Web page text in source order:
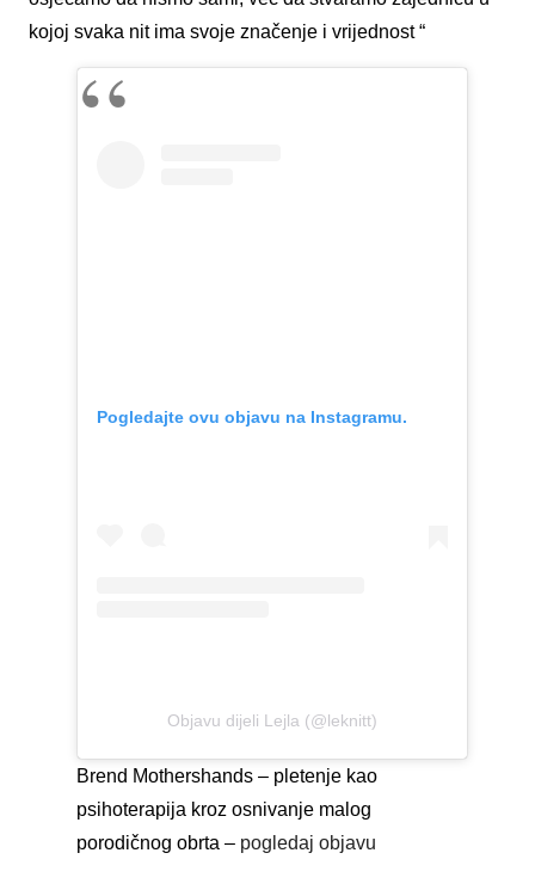
kojoj svaka nit ima svoje značenje i vrijednost “
Pogledajte ovu objavu na Instagramu.
Objavu dijeli Lejla (@leknitt)
Brend Mothershands – pletenje kao
psihoterapija kroz osnivanje malog
porodičnog obrta – pogledaj objavu